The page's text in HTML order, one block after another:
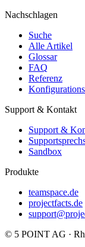
Nachschlagen
Suche
Alle Artikel
Glossar
FAQ
Referenz
Support & Kontakt
Support &
Sandbox
Produkte
teamspace.de
projectfacts.de
© 5 POINT AG ·